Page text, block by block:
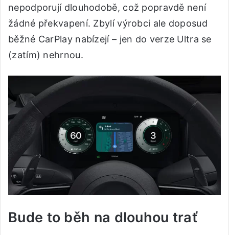
nepodporují dlouhodobě, což popravdě není
žádné překvapení. Zbylí výrobci ale doposud
běžné CarPlay nabízejí – jen do verze Ultra se
(zatím) nehrnou.
Bude to běh na dlouhou trať